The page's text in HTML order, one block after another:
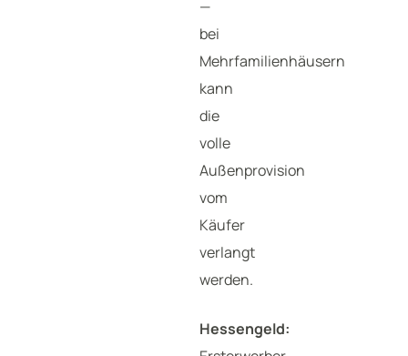
—
bei
Mehrfamilienhäusern
kann
die
volle
Außenprovision
vom
Käufer
verlangt
werden.
Hessengeld: